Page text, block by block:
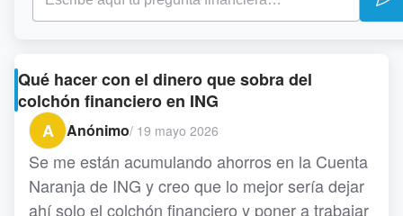
Qué hacer con el dinero que sobra del
colchón financiero en ING
A
Anónimo/ 19 mayo 2026
Se me están acumulando ahorros en la Cuenta
Naranja de ING y creo que lo mejor sería dejar
ahí solo el colchón financiero y poner a trabajar